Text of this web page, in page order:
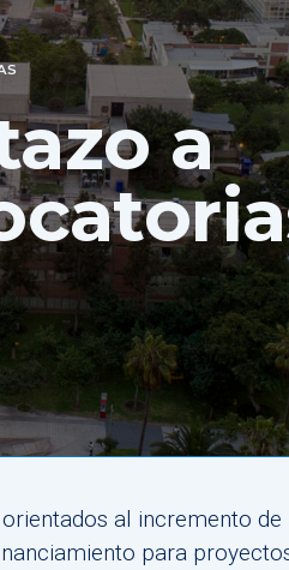
a
al incremento
para